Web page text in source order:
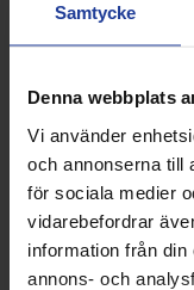
Samtycke
Denna webbplats
Vi använder
och annonserna till
för sociala medier
vidarebefordrar
information från
annons- och
Info